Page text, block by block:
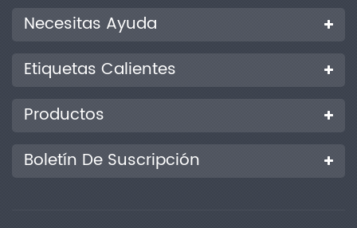
rendimiento, y es adecuada para la detección de muestras y la
investigación científica en diversos campos tales como como
seguridad pública, alimentación, clínica, medicina, protección
del medio ambiente y similares. GBLC-TQ 1000 será el asistente
indispensable de su laboratorio, lo ayudará a enfrentar
fácilmente cualquier desafío y lograr logros inimaginables.
Necesitas Ayuda
Etiquetas Calientes
Productos
Boletín De Suscripción